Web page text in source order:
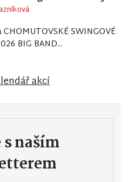
SWINGOVÉ
BIG BAND...
akcí
naším